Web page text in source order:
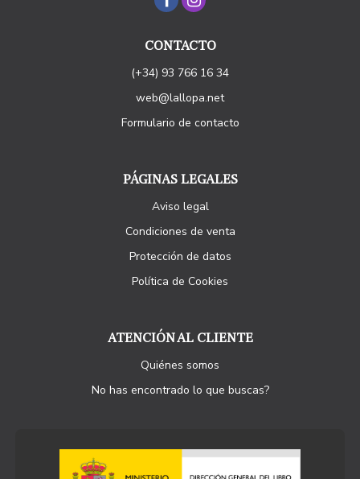
CONTACTO
(+34) 93 766 16 34
web@lallopa.net
Formulario de contacto
PÁGINAS LEGALES
Aviso legal
Condiciones de venta
Protección de datos
Política de Cookies
ATENCIÓN AL CLIENTE
Quiénes somos
No has encontrado lo que buscas?